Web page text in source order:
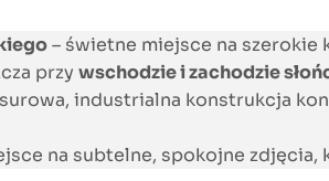
– świetne miejsce na
przy wschodzie i zachodzie
industrialna konstrukcja
na subtelne, spokojne zdjęcia,